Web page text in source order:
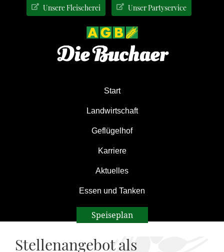
Hauptnavigation
Seitenspalte
Unsere Fleischerei Unser Partyservice
Start
Landwirtschaft
Geflügelhof
Karriere
Aktuelles
Essen und Tanken
Speiseplan
Stellenangebot als